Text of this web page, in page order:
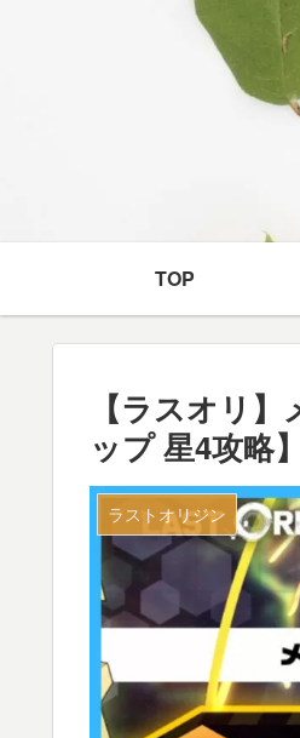
TOP
【ラスオリ
ップ 星4攻略
ラストオリジン